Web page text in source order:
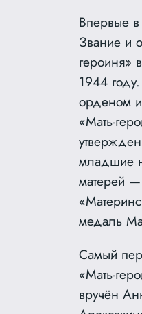
Впервые
Звание и
героиня»
1944
орденом
«Мать-
младшие
матерей
медаль
Самый
«Мать-
вручён